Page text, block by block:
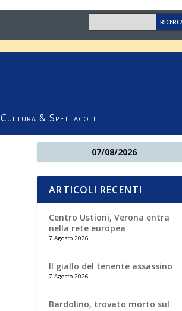
Cultura & Spettacoli
07/08/2026
ARTICOLI RECENTI
Centro Ustioni, Verona entra
nella rete europea
7 Agosto 2026
Il giallo del tenente assassino
7 Agosto 2026
Bardolino, trovato morto sul